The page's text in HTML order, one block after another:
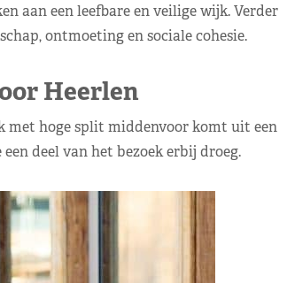
aan een leefbare en veilige wijk. Verder
ontmoeting en sociale cohesie.
Heerlen
met hoge split middenvoor komt uit een
deel van het bezoek erbij droeg.